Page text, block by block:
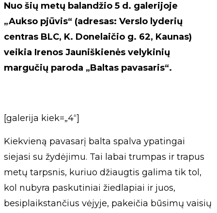
Nuo šių metų balandžio 5 d. galerijoje
„Aukso pjūvis“ (adresas: Verslo lyderių
centras BLC, K. Donelaičio g. 62, Kaunas)
veikia Irenos Jauniškienės velykinių
margučių paroda „Baltas pavasaris“.
[galerija kiek=„4“]
Kiekvieną pavasarį balta spalva ypatingai
siejasi su žydėjimu. Tai labai trumpas ir trapus
metų tarpsnis, kuriuo džiaugtis galima tik tol,
kol nubyra paskutiniai žiedlapiai ir juos,
besiplaikstančius vėjyje, pakeičia būsimų vaisių